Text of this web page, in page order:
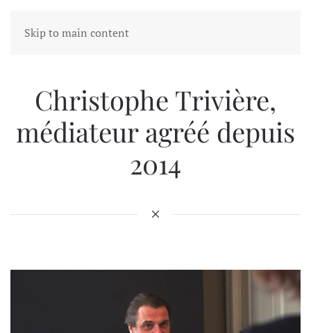
Skip to main content
Christophe Trivière,
médiateur agréé depuis
2014